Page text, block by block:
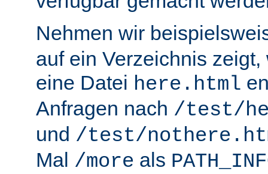
Nehmen wir
auf ein Verzeichnis
eine Datei here.html
Anfragen nach /test/
und /test/
Mal /more als